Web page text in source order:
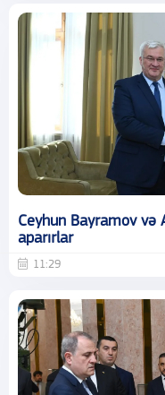
Ceyhun Bayramov və
aparırlar
11:29